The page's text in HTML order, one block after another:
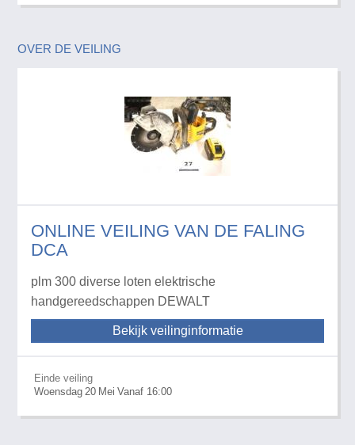
OVER DE VEILING
ONLINE VEILING VAN DE FALING
DCA
plm 300 diverse loten elektrische
handgereedschappen DEWALT
Bekijk veilinginformatie
Einde veiling
Woensdag 20 Mei Vanaf 16:00